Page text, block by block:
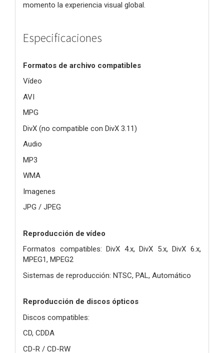
momento la experiencia visual global.
Especificaciones
Formatos de archivo compatibles
Vídeo
AVI
MPG
DivX (no compatible con DivX 3.11)
Audio
MP3
WMA
Imagenes
JPG / JPEG
Reproducción de vídeo
Formatos compatibles: DivX 4.x, DivX 5.x, DivX 6.x,
MPEG1, MPEG2
Sistemas de reproducción: NTSC, PAL, Automático
Reproducción de discos ópticos
Discos compatibles:
CD, CDDA
CD-R / CD-RW